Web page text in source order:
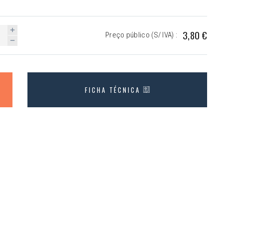
Preço público (S/ IVA) : 3,80 €
FICHA TÉCNICA